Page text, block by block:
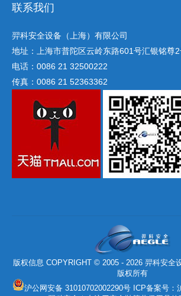
联系我们
羿科安全设备（上海）有限公司
地址：上海市普陀区云岭东路601号汇银铭尊
电话：0086 21 32500222
传真：0086 21 52363362
版权信息 COPYRIGHT © 2005 - 2026 羿科安全
版权所有
沪公网安备 31010702002290号 ICP备案号：